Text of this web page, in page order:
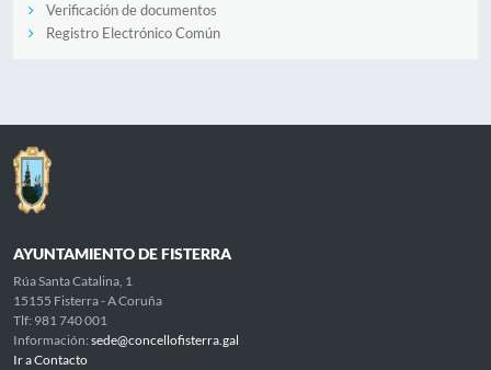
Verificación de documentos
Registro Electrónico Común
AYUNTAMIENTO DE FISTERRA
Rúa Santa Catalina, 1
15155 Fisterra - A Coruña
Tlf: 981 740 001
Información: sede@concellofisterra.gal
Ir a Contacto